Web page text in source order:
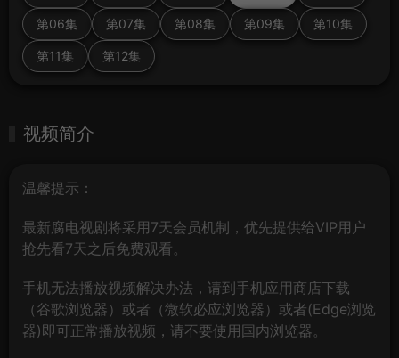
第06集 第07集 第08集 第09集 第10集
第11集 第12集
视频简介
温馨提示：
最新腐电视剧将采用7天会员机制，优先提供给VIP用户
抢先看7天之后免费观看。
手机无法播放视频解决办法，请到手机应用商店下载
（谷歌浏览器）或者（微软必应浏览器）或者(Edge浏览
器)即可正常播放视频，请不要使用国内浏览器。